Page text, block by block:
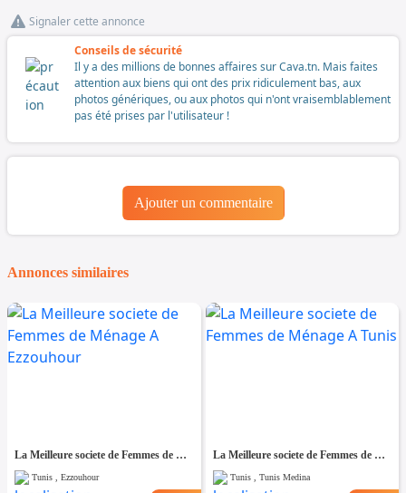
Signaler cette annonce
Conseils de sécurité
Il y a des millions de bonnes affaires sur Cava.tn. Mais faites
attention aux biens qui ont des prix ridiculement bas, aux
photos génériques, ou aux photos qui n'ont vraisemblablement
pas été prises par l'utilisateur !
Ajouter un commentaire
Annonces similaires
La Meilleure societe de Femmes de Ménage A Ezzouhour
Tunis , Ezzouhour
La Meilleure societe de Femmes de Ménage A Tunis
Tunis , Tunis Medina